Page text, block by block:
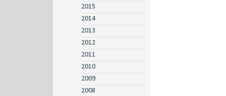
2015
2014
2013
2012
2011
2010
2009
2008